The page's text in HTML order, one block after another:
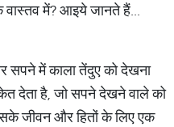
वास्तव में? आइये जानते हैं...
सपने में काला तेंदुए को देखना
देता है, जो सपने देखने वाले को
जीवन और हितों के लिए एक